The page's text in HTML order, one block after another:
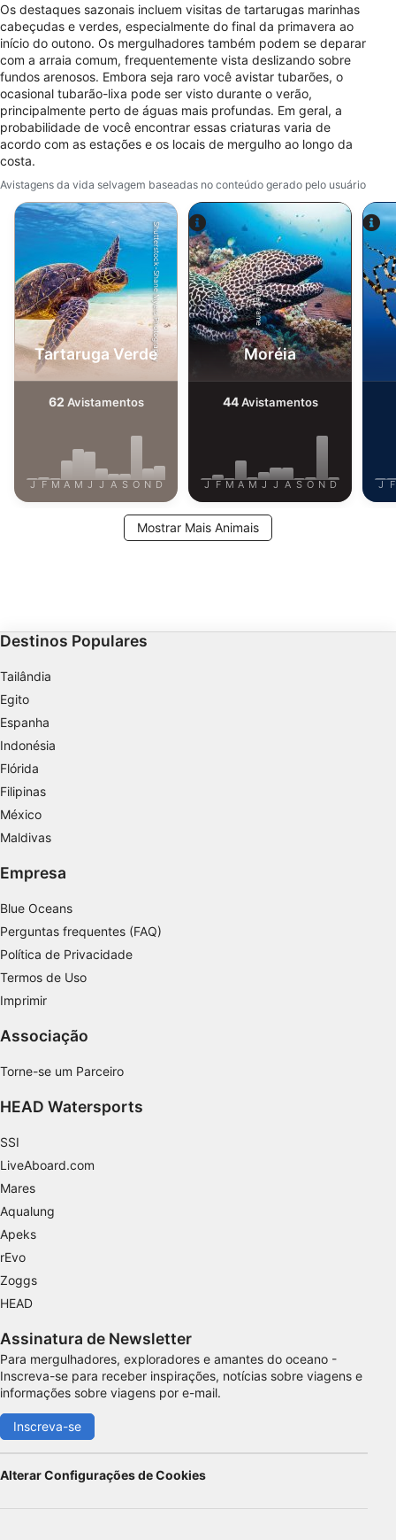
Os destaques sazonais incluem visitas de tartarugas marinhas
cabeçudas e verdes, especialmente do final da primavera ao
início do outono. Os mergulhadores também podem se deparar
com a arraia comum, frequentemente vista deslizando sobre
fundos arenosos. Embora seja raro você avistar tubarões, o
ocasional tubarão-lixa pode ser visto durante o verão,
principalmente perto de águas mais profundas. Em geral, a
probabilidade de você encontrar essas criaturas varia de
acordo com as estações e os locais de mergulho ao longo da
costa.
Avistagens da vida selvagem baseadas no conteúdo gerado pelo usuário
Shutterstock-Shane Myers Photography
Tartaruga Verde
62 Avistamentos
J F M A M J J A S O N D
Alamy-WaterFrame
Moréia
44Avistamentos
J F M A M J J A S O N D J F
Mostrar Mais Animais
Destinos Populares
Tailândia
Egito
Espanha
Indonésia
Flórida
Filipinas
México
Maldivas
Empresa
Blue Oceans
Perguntas frequentes (FAQ)
Política de Privacidade
Termos de Uso
Imprimir
Associação
Torne-se um Parceiro
HEAD Watersports
SSI
LiveAboard.com
Mares
Aqualung
Apeks
rEvo
Zoggs
HEAD
Assinatura de Newsletter
Para mergulhadores, exploradores e amantes do oceano -
Inscreva-se para receber inspirações, notícias sobre viagens e
informações sobre viagens por e-mail.
Inscreva-se
Alterar Configurações de Cookies
Usar dados limitados para selecionar
conteúdo
Recursos especiais do IAB:
Usar dados exatos de geolocalização
Identificar dispositivos com base nas
informações solicitadas ativamente
Finalidades de processamento não IAB:
Desempenho
Funcional
Publicidade